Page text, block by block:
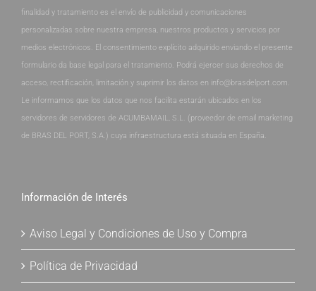
finalidad y tratamiento es el envío de publicidad y comunicaciones
personalizadas sobre nuestra empresa, nuestros productos y servicios por
medios electrónicos. El consentimiento explícito adquirido enviando el presente
formulario da base legal para el tratamiento. Podrá ejercer sus derechos de
acceso, rectificación, limitación y suprimir los datos en info@brasdelport.com.
Le informamos que los datos que nos facilita estarán ubicados en los
servidores de servidores de ACUMBAMAIL, S.L. (proveedor de email marketing
de BRAS DEL PORT, S.A.) cuya infraestructura está situada en España.
Información de Interés
Aviso Legal y Condiciones de Uso y Compra
Política de Privacidad